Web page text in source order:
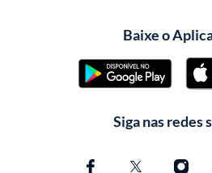
Baixe o
Siga nas redes